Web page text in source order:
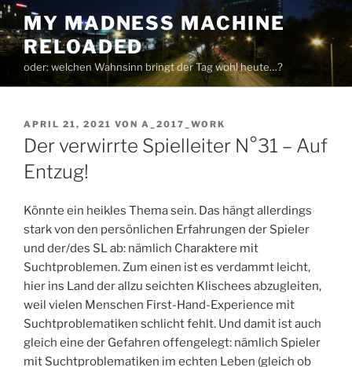
Zum
Inhalt
springen
MY MADNESS MACHINE
RELOADED
oder: welchen Wahnsinn bringt der Tag wohl heute…?
VERÖFFENTLICHT
AM
APRIL 21, 2021 VON A_2017_WORK
Der verwirrte Spielleiter N°31 – Auf
Entzug!
Könnte ein heikles Thema sein. Das hängt allerdings
stark von den persönlichen Erfahrungen der Spieler
und der/des SL ab: nämlich Charaktere mit
Suchtproblemen. Zum einen ist es verdammt leicht,
hier ins Land der allzu seichten Klischees abzugleiten,
weil vielen Menschen First-Hand-Experience mit
Suchtproblematiken schlicht fehlt. Und damit ist auch
gleich eine der Gefahren offengelegt: nämlich Spieler
mit Suchtproblematiken im echten Leben (gleich ob